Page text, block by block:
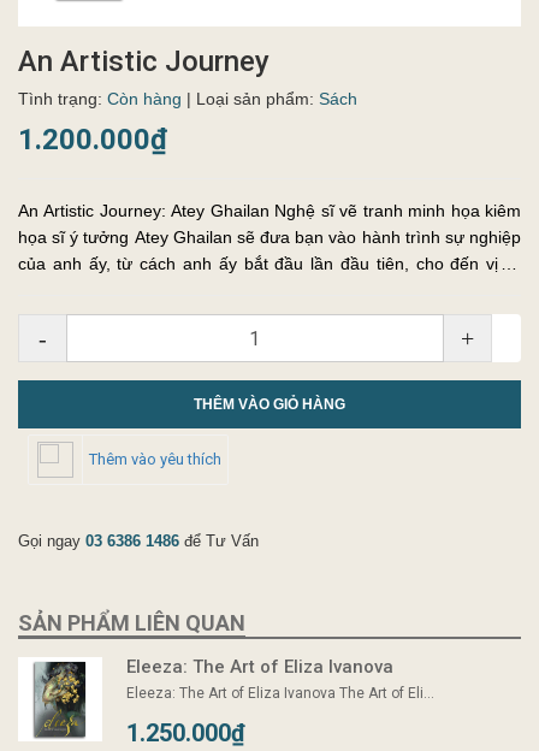
An Artistic Journey
Tình trạng: Còn hàng | Loại sản phẩm: Sách
1.200.000₫
An Artistic Journey: Atey Ghailan Nghệ sĩ vẽ tranh minh họa kiêm
họa sĩ ý tưởng Atey Ghailan sẽ đưa bạn vào hành trình sự nghiệp
của anh ấy, từ cách anh ấy bắt đầu lần đầu tiên, cho đến vị trí
- +
THÊM VÀO GIỎ HÀNG
Thêm vào yêu thích
Gọi ngay 03 6386 1486 để Tư Vấn
SẢN PHẨM LIÊN QUAN
Eleeza: The Art of Eliza Ivanova
Eleeza: The Art of Eliza Ivanova The Art of Eli...
1.250.000₫